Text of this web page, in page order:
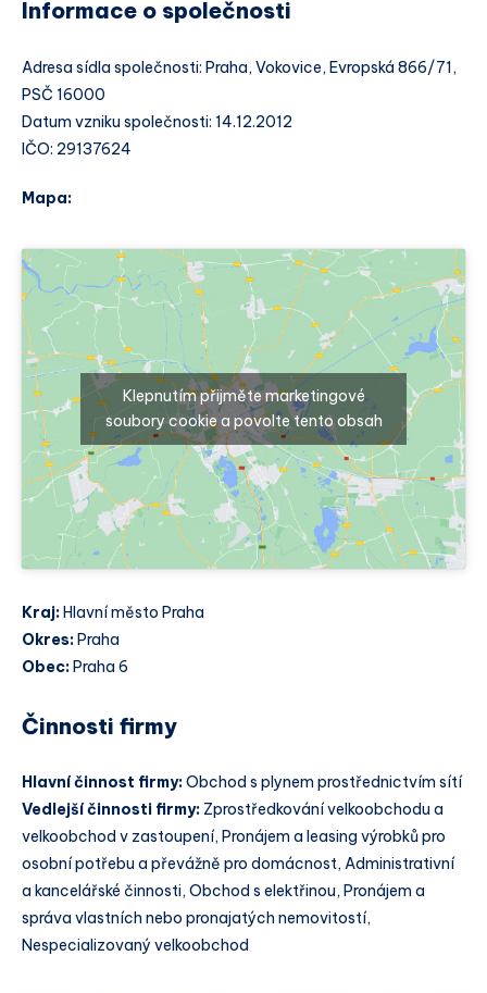
Informace o společnosti
Adresa sídla společnosti: Praha, Vokovice, Evropská 866/71,
PSČ 16000
Datum vzniku společnosti: 14.12.2012
IČO: 29137624
Mapa:
Klepnutím přijměte marketingové
soubory cookie a povolte tento obsah
Kraj: Hlavní město Praha
Okres: Praha
Obec: Praha 6
Činnosti firmy
Hlavní činnost firmy:Obchod s plynem prostřednictvím sítí
Vedlejší činnosti firmy: Zprostředkování velkoobchodu a
velkoobchod v zastoupení, Pronájem a leasing výrobků pro
osobní potřebu a převážně pro domácnost, Administrativní
a kancelářské činnosti, Obchod s elektřinou, Pronájem a
správa vlastních nebo pronajatých nemovitostí,
Nespecializovaný velkoobchod